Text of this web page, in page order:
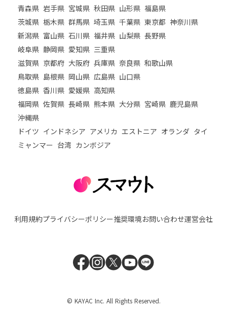
青森県 岩手県 宮城県 秋田県 山形県 福島県
茨城県 栃木県 群馬県 埼玉県 千葉県 東京都 神奈川県
新潟県 富山県 石川県 福井県 山梨県 長野県
岐阜県 静岡県 愛知県 三重県
滋賀県 京都府 大阪府 兵庫県 奈良県 和歌山県
鳥取県 島根県 岡山県 広島県 山口県
徳島県 香川県 愛媛県 高知県
福岡県 佐賀県 長崎県 熊本県 大分県 宮崎県 鹿児島県
沖縄県
ドイツ インドネシア アメリカ エストニア オランダ タイ
ミャンマー 台湾 カンボジア
利用規約プライバシーポリシー推奨環境お問い合わせ運営会社
© KAYAC Inc. All Rights Reserved.